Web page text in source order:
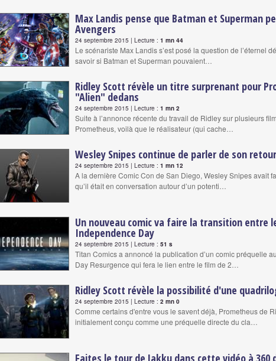
Max Landis pense que Batman et Superman
Avengers
24 septembre 2015 | Lecture : 1 mn 44
Le scénariste Max Landis s’est posé la question de l’éternel
savoir si Batman et Superman pouvaient…
Ridley Scott révèle un titre surprenant pour
"Alien" dedans
24 septembre 2015 | Lecture : 1 mn 2
Suite à l’annonce récente du travail de Ridley sur plusieurs
Prometheus, voilà que le réalisateur (qui cache…
Wesley Snipes continue de parler de son
24 septembre 2015 | Lecture : 1 mn 12
A la dernière Comic Con de San Diego, Wesley Snipes avait
qu’il était en conversation autour d’un potenti…
Un nouveau comic va faire la transition entre
Independence Day
24 septembre 2015 | Lecture : 51 s
Titan Comics a annoncé la publication d’un comic préquelle
Day Resurgence qui fera le lien entre le film de 2…
Ridley Scott révèle la possibilité d'une
24 septembre 2015 | Lecture : 2 mn 0
Comme certains d'entre vous le savent déjà, Prometheus de
initialement conçu comme une préquelle directe du cla…
Faites le tour de Jakku dans cette vidéo à 360